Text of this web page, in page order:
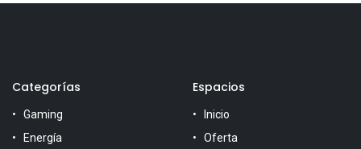
Categorías
Gaming
Energía
Espacios
Inicio
Oferta